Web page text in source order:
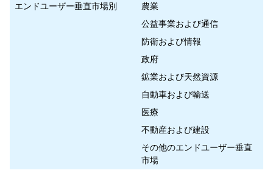
エンドユーザー垂直市場別
農業
公益事業および通信
防衛および情報
政府
鉱業および天然資源
自動車および輸送
医療
不動産および建設
その他のエンドユーザー垂直
市場